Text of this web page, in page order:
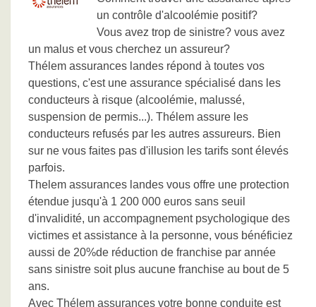
un contrôle d'alcoolémie positif?
Vous avez trop de sinistre? vous avez
un malus et vous cherchez un assureur?
Thélem assurances landes répond à toutes vos
questions, c'est une assurance spécialisé dans les
conducteurs à risque (alcoolémie, malussé,
suspension de permis...). Thélem assure les
conducteurs refusés par les autres assureurs. Bien
sur ne vous faites pas d'illusion les tarifs sont élevés
parfois.
Thelem assurances landes vous offre une protection
étendue jusqu'à 1 200 000 euros sans seuil
d'invalidité, un accompagnement psychologique des
victimes et assistance à la personne, vous bénéficiez
aussi de 20%de réduction de franchise par année
sans sinistre soit plus aucune franchise au bout de 5
ans.
Avec Thélem assurances votre bonne conduite est